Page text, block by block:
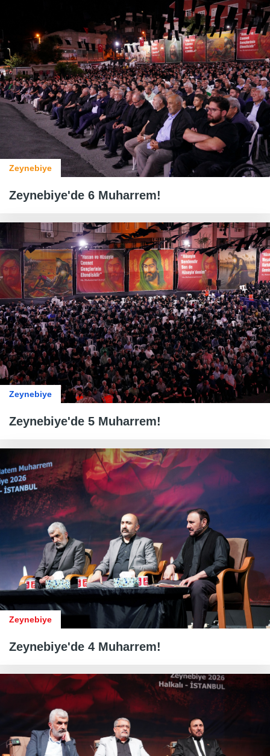
Zeynebiye
Zeynebiye'de 6 Muharrem!
Zeynebiye
Zeynebiye'de 5 Muharrem!
Zeynebiye
Zeynebiye'de 4 Muharrem!